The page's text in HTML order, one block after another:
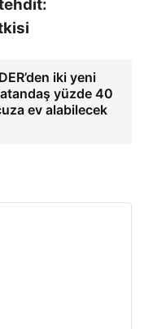
iki yeni
yüzde 40
ev alabilecek